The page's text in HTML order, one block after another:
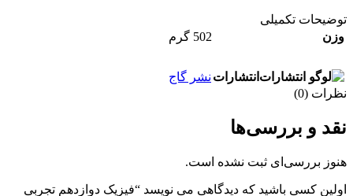
توضیحات تکمیلی
وزن
502 گرم
انتشارات نشر گاج
نظرات (0)
نقد و بررسی‌ها
هنوز بررسی‌ای ثبت نشده است.
اولین کسی باشید که دیدگاهی می نویسد “فیزیک دوازدهم تجربی